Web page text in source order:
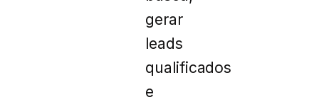
gerar
leads
qualificados
e